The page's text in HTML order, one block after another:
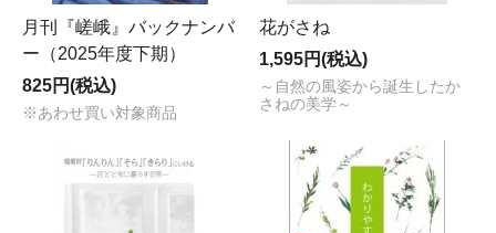
月刊『嵯峨』バックナンバ
ー（2025年度下期）
825円(税込)
※あわせ買い対象商品
花がさね
1,595円(税込)
～自然の風姿から誕生したか
さねの美学～